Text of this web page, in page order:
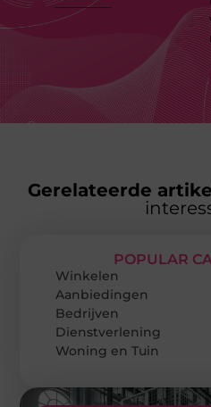
Gerelateerde
POPULAR
Winkelen
Aanbiedingen
Bedrijven
Dienstverlening
Woning en Tuin